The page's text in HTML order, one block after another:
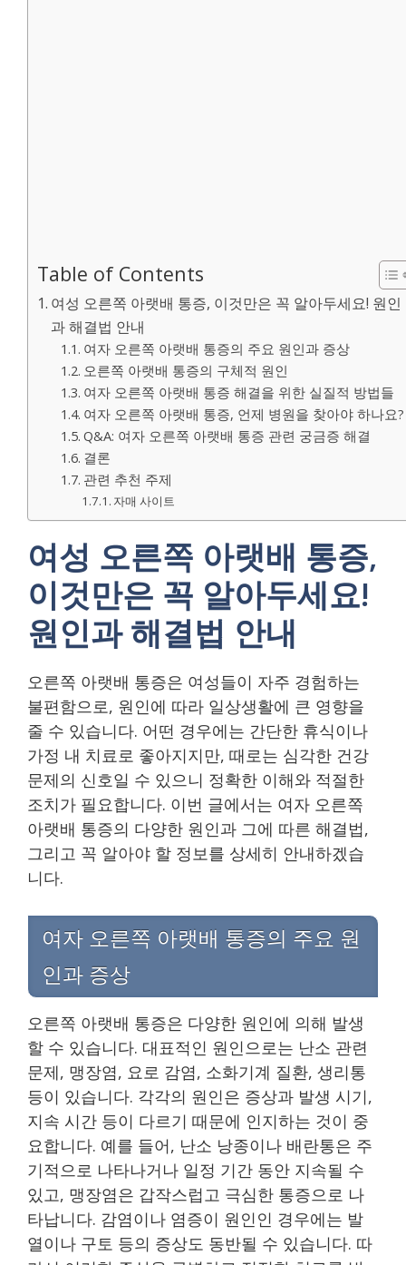
Table of Contents
여성 오른쪽 아랫배 통증, 이것만은 꼭 알아두세요! 원인
과 해결법 안내
여자 오른쪽 아랫배 통증의 주요 원인과 증상
오른쪽 아랫배 통증의 구체적 원인
여자 오른쪽 아랫배 통증 해결을 위한 실질적 방법들
여자 오른쪽 아랫배 통증, 언제 병원을 찾아야 하나요?
Q&A: 여자 오른쪽 아랫배 통증 관련 궁금증 해결
결론
관련 추천 주제
자매 사이트
여성 오른쪽 아랫배 통증,
이것만은 꼭 알아두세요!
원인과 해결법 안내
오른쪽 아랫배 통증은 여성들이 자주 경험하는
불편함으로, 원인에 따라 일상생활에 큰 영향을
줄 수 있습니다. 어떤 경우에는 간단한 휴식이나
가정 내 치료로 좋아지지만, 때로는 심각한 건강
문제의 신호일 수 있으니 정확한 이해와 적절한
조치가 필요합니다. 이번 글에서는 여자 오른쪽
아랫배 통증의 다양한 원인과 그에 따른 해결법,
그리고 꼭 알아야 할 정보를 상세히 안내하겠습
니다.
여자 오른쪽 아랫배 통증의 주요 원
인과 증상
오른쪽 아랫배 통증은 다양한 원인에 의해 발생
할 수 있습니다. 대표적인 원인으로는 난소 관련
문제, 맹장염, 요로 감염, 소화기계 질환, 생리통
등이 있습니다. 각각의 원인은 증상과 발생 시기,
지속 시간 등이 다르기 때문에 인지하는 것이 중
요합니다. 예를 들어, 난소 낭종이나 배란통은 주
기적으로 나타나거나 일정 기간 동안 지속될 수
있고, 맹장염은 갑작스럽고 극심한 통증으로 나
타납니다. 감염이나 염증이 원인인 경우에는 발
열이나 구토 등의 증상도 동반될 수 있습니다. 따